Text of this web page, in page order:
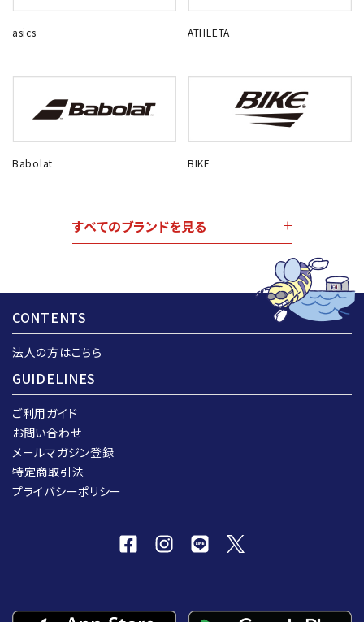
asics ATHLETA
Babolat BIKE
すべてのブランドを見る
CONTENTS
法人の方はこちら
GUIDELINES
ご利用ガイド
お問い合わせ
メールマガジン登録
特定商取引法
プライバシーポリシー